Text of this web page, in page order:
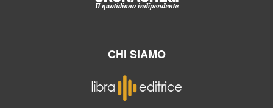
CHI SIAMO